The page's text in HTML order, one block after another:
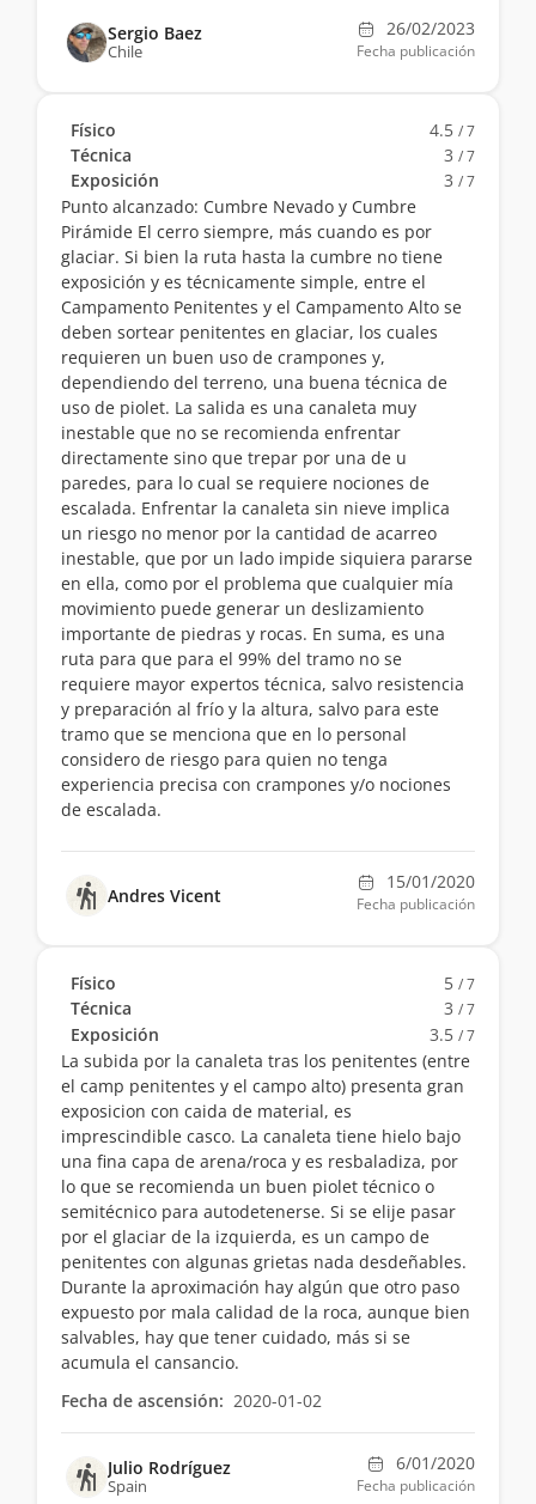
Sergio Baez
Chile
26/02/2023
Fecha publicación
Físico 4.5 / 7
Técnica 3 / 7
Exposición 3 / 7
Punto alcanzado: Cumbre Nevado y Cumbre
Pirámide El cerro siempre, más cuando es por
glaciar. Si bien la ruta hasta la cumbre no tiene
exposición y es técnicamente simple, entre el
Campamento Penitentes y el Campamento Alto se
deben sortear penitentes en glaciar, los cuales
requieren un buen uso de crampones y,
dependiendo del terreno, una buena técnica de
uso de piolet. La salida es una canaleta muy
inestable que no se recomienda enfrentar
directamente sino que trepar por una de u
paredes, para lo cual se requiere nociones de
escalada. Enfrentar la canaleta sin nieve implica
un riesgo no menor por la cantidad de acarreo
inestable, que por un lado impide siquiera pararse
en ella, como por el problema que cualquier mía
movimiento puede generar un deslizamiento
importante de piedras y rocas. En suma, es una
ruta para que para el 99% del tramo no se
requiere mayor expertos técnica, salvo resistencia
y preparación al frío y la altura, salvo para este
tramo que se menciona que en lo personal
considero de riesgo para quien no tenga
experiencia precisa con crampones y/o nociones
de escalada.
Andres Vicent
15/01/2020
Fecha publicación
Físico 5 / 7
Técnica 3 / 7
Exposición 3.5 / 7
La subida por la canaleta tras los penitentes (entre
el camp penitentes y el campo alto) presenta gran
exposicion con caida de material, es
imprescindible casco. La canaleta tiene hielo bajo
una fina capa de arena/roca y es resbaladiza, por
lo que se recomienda un buen piolet técnico o
semitécnico para autodetenerse. Si se elije pasar
por el glaciar de la izquierda, es un campo de
penitentes con algunas grietas nada desdeñables.
Durante la aproximación hay algún que otro paso
expuesto por mala calidad de la roca, aunque bien
salvables, hay que tener cuidado, más si se
acumula el cansancio.
Fecha de ascensión: 2020-01-02
Julio Rodríguez
Spain
6/01/2020
Fecha publicación